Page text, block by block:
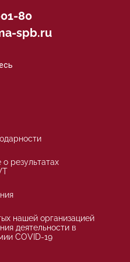
80
spb.ru
результатах
нашей организацией
деятельности в
COVID-19